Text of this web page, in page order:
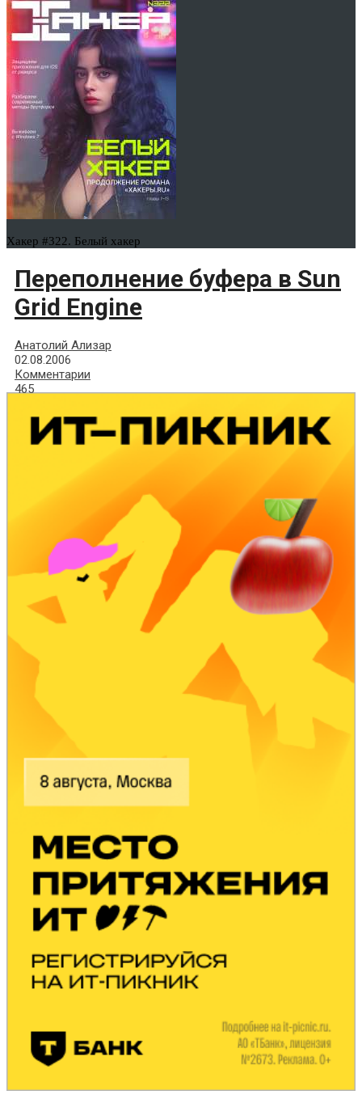
Хакер #322. Белый хакер
Переполнение буфера в Sun
Grid Engine
Анатолий Ализар
02.08.2006
Комментарии
465